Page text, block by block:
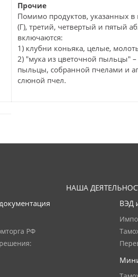
Прочие
Помимо продуктов, указанных
(Г), третий, четвертый и пятый
включаются:
1) клубни коньяка, целые,
2) "мука из цветочной пыльцы"
пыльцы, собранной пчелами и
слюной пчел.
НАША
РФ
ВЭД